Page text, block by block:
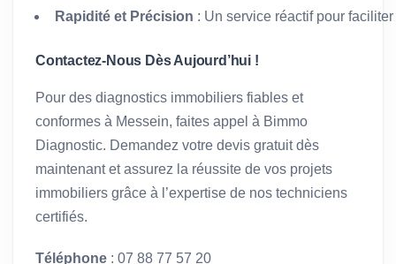
Rapidité et Précision : Un service réactif pour
Contactez-Nous Dès Aujourd’hui !
Pour des diagnostics immobiliers fiables et
conformes à Messein, faites appel à Bimmo
Diagnostic. Demandez votre devis gratuit dès
maintenant et assurez la réussite de vos projets
immobiliers grâce à l’expertise de nos techniciens
certifiés.
Téléphone : 07 88 77 57 20